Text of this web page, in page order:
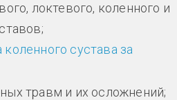
локтевого, коленного и
сустава за
травм и их осложнений;